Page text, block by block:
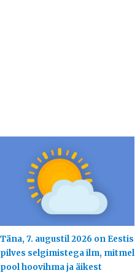
Täna, 7. augustil 2026 on Eestis
pilves selgimistega ilm, mitmel
pool hoovihma ja äikest